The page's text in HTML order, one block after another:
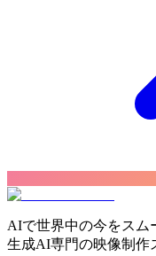
AIで世界中の今をスム
生成AI専門の映像制作